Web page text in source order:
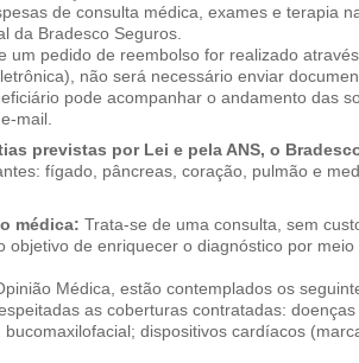
de consulta médica, exames e terapia
da Bradesco Seguros.
um pedido de reembolso for realizado
não será necessário enviar
pode acompanhar o andamento das
mail.
previstas por Lei e pela ANS, o
fígado, pâncreas, coração, pulmão e
médica: Trata-se de uma consulta, sem
objetivo de enriquecer o diagnóstico por
Médica, estão contemplados os
as coberturas contratadas:
bucomaxilofacial; dispositivos cardíacos